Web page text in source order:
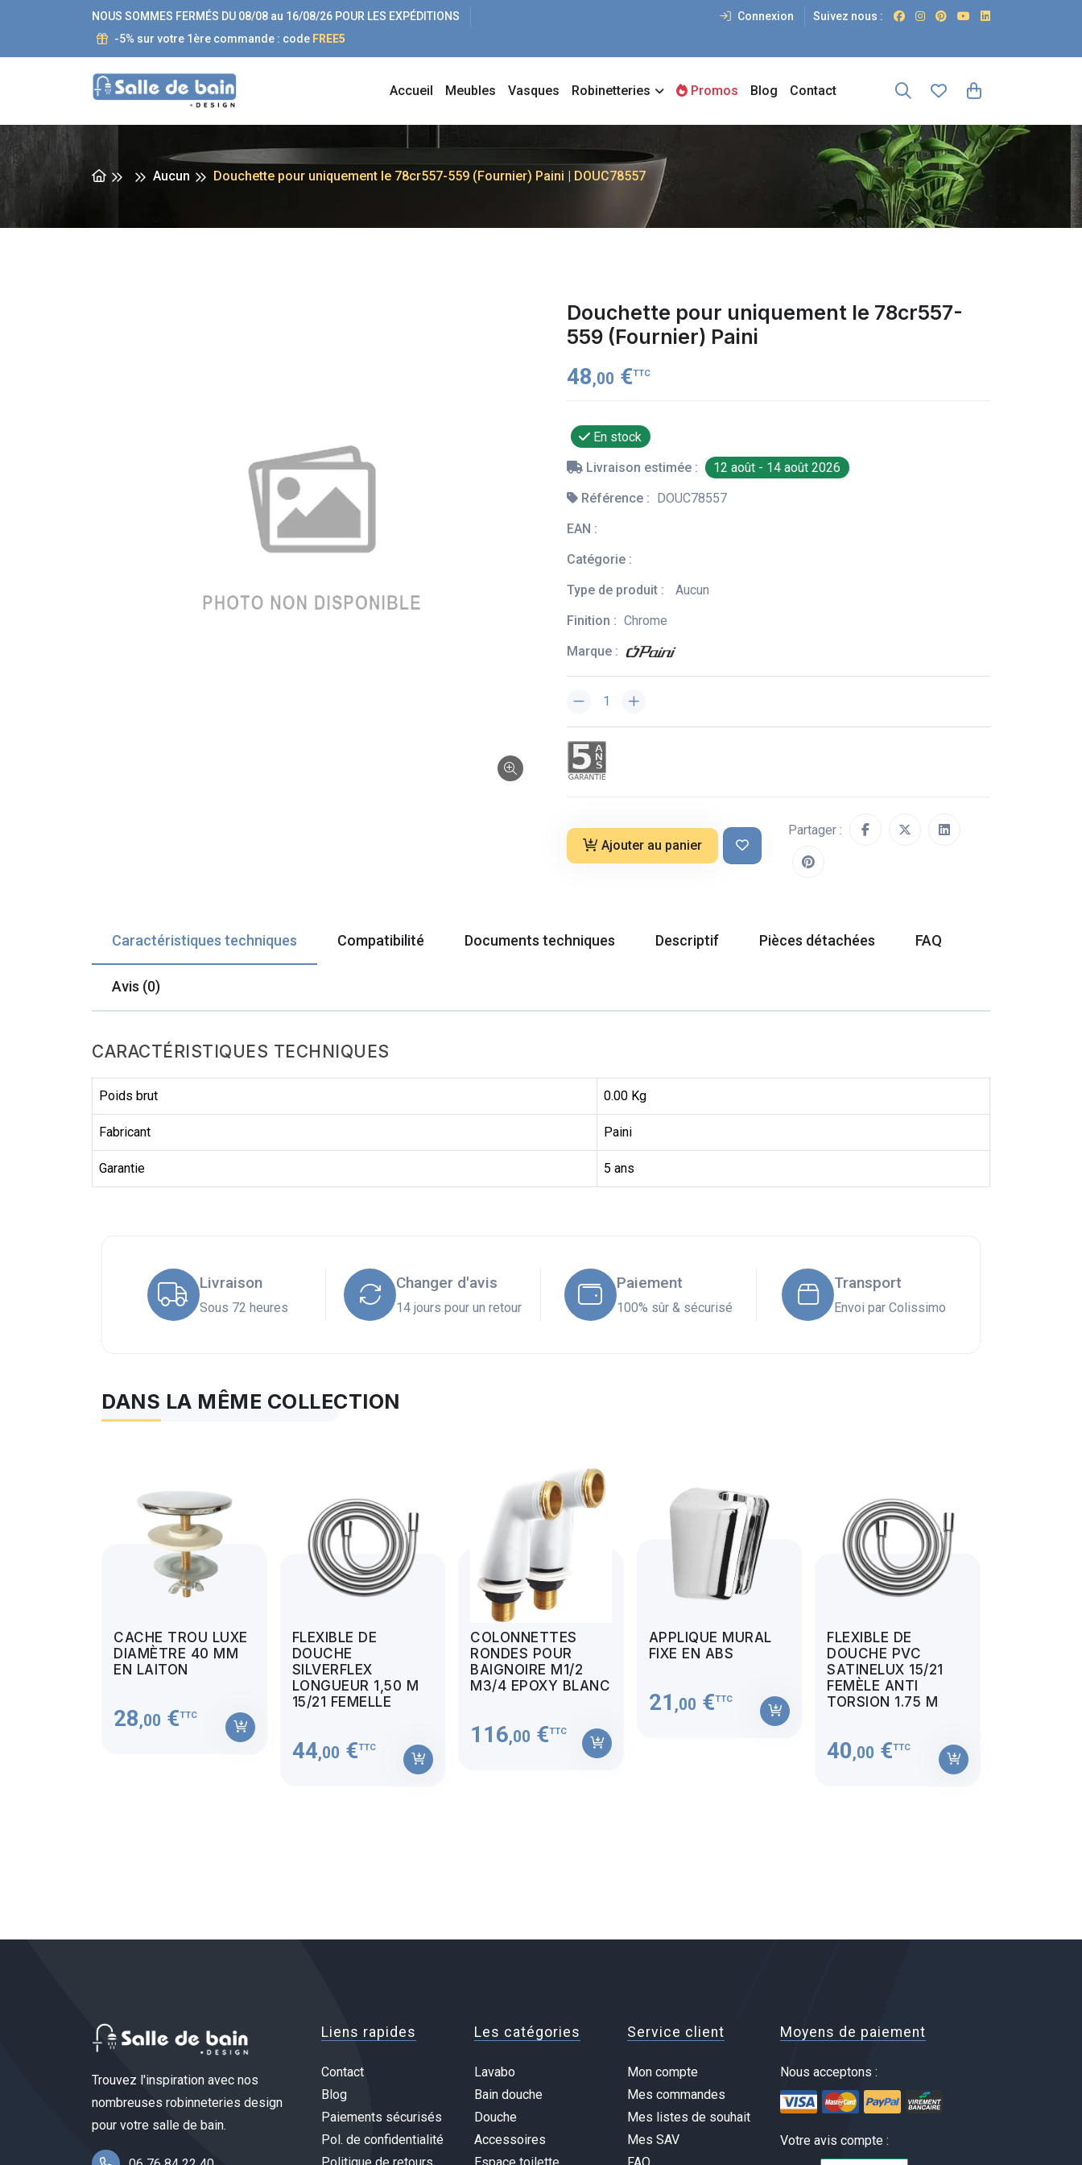
NOUS SOMMES FERMÉS DU 08/08 au 16/08/26 POUR LES EXPÉDITIONS
-5% sur votre 1ère commande : code FREE5
Connexion Suivez nous :
Accueil Meubles Vasques Robinetteries Promos Blog Contact
Aucun Douchette pour uniquement le 78cr557-559 (Fournier) Paini | DOUC78557
Douchette pour uniquement le 78cr557-
559 (Fournier) Paini
48,00 €TTC
En stock
Livraison estimée :
12 août - 14 août 2026
Référence : DOUC78557
EAN :
Catégorie :
Type de produit :
Aucun
Finition : Chrome
Marque :
Ajouter au panier
Partager :
Caractéristiques techniques Compatibilité Documents techniques Descriptif Pièces détachées FAQ
Avis (0)
CARACTÉRISTIQUES TECHNIQUES
Poids brut 0.00 Kg
Fabricant Paini
Garantie 5 ans
Livraison
Sous 72 heures
Changer d'avis
14 jours pour un retour
Paiement
100% sûr & sécurisé
Transport
Envoi par Colissimo
DANS LA MÊME COLLECTION
CACHE TROU LUXE
DIAMÈTRE 40 MM
EN LAITON
28,00 €TTC
FLEXIBLE DE
DOUCHE
SILVERFLEX
LONGUEUR 1,50 M
15/21 FEMELLE
44,00 €TTC
COLONNETTES
RONDES POUR
BAIGNOIRE M1/2
M3/4 EPOXY BLANC
116,00 €TTC
APPLIQUE MURAL
FIXE EN ABS
21 ,00 €TTC
FLEXIBLE DE
DOUCHE PVC
SATINELUX 15/21
FEMÈLE ANTI
TORSION 1.75 M
40,00 €TTC
Trouvez l'inspiration avec nos
nombreuses robinneteries design
pour votre salle de bain.
Liens rapides
Contact
Blog
Paiements sécurisés
Pol. de confidentialité
Politique de retours
Les catégories
Lavabo
Bain douche
Douche
Accessoires
Espace toilette
Service client
Mon compte
Mes commandes
Mes listes de souhait
Mes SAV
FAQ
Moyens de paiement
Nous acceptons :
Votre avis compte :